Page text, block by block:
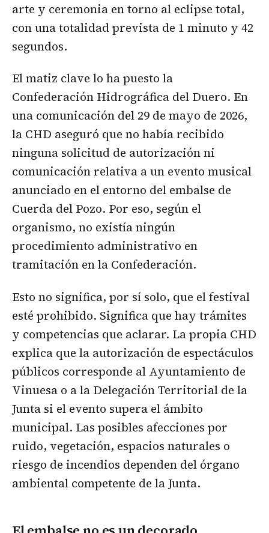
arte y ceremonia en torno al eclipse total,
con una totalidad prevista de 1 minuto y 42
segundos.
El matiz clave lo ha puesto la
Confederación Hidrográfica del Duero. En
una comunicación del 29 de mayo de 2026,
la CHD aseguró que no había recibido
ninguna solicitud de autorización ni
comunicación relativa a un evento musical
anunciado en el entorno del embalse de
Cuerda del Pozo. Por eso, según el
organismo, no existía ningún
procedimiento administrativo en
tramitación en la Confederación.
Esto no significa, por sí solo, que el festival
esté prohibido. Significa que hay trámites
y competencias que aclarar. La propia CHD
explica que la autorización de espectáculos
públicos corresponde al Ayuntamiento de
Vinuesa o a la Delegación Territorial de la
Junta si el evento supera el ámbito
municipal. Las posibles afecciones por
ruido, vegetación, espacios naturales o
riesgo de incendios dependen del órgano
ambiental competente de la Junta.